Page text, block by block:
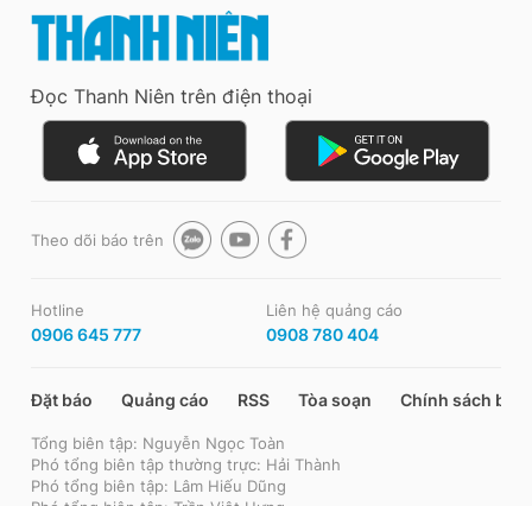
Đọc Thanh Niên trên điện thoại
Theo dõi báo trên
Hotline
0906 645 777
Liên hệ quảng cáo
0908 780 404
Đặt báo Quảng cáo RSS Tòa soạn Chính sách bảo
Tổng biên tập: Nguyễn Ngọc Toàn
Phó tổng biên tập thường trực: Hải Thành
Phó tổng biên tập: Lâm Hiếu Dũng